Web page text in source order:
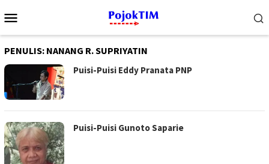
ke
Mobile
PENULIS: NANANG R. SUPRIYATIN
Puisi-Puisi Eddy Pranata PNP
Puisi-Puisi Gunoto Saparie